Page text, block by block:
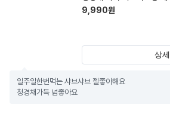
9,990원
상
일주일한번먹는 샤브샤브 젤좋아해요
청경채가득 넘좋아요